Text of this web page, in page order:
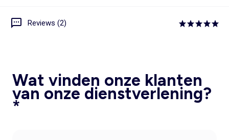
Reviews (2)
Wat vinden onze klanten
van onze dienstverlening?
*